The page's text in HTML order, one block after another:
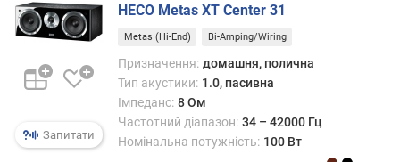
а
с
т
т
Г
ц
Запитати
HECO Metas XT Center 31
Metas (Hi-End) Bi-Amping/Wiring
Призначення: домашня, полична
Тип акустики: 1.0, пасивна
Імпеданс: 8 Ом
Частотний діапазон: 34 – 42000 Гц
Номінальна потужність: 100 Вт